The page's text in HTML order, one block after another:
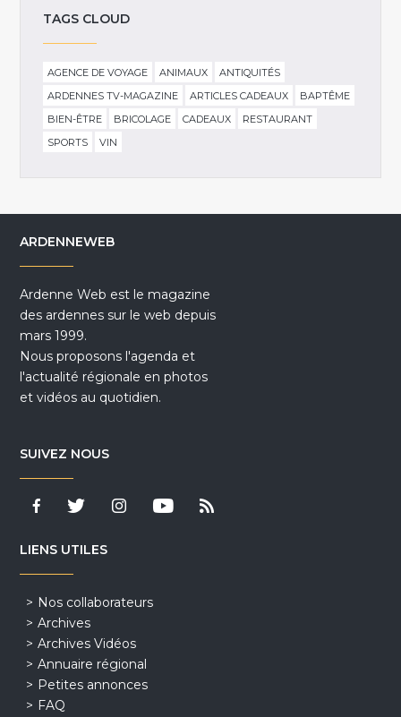
TAGS CLOUD
AGENCE DE VOYAGE ANIMAUX
ANTIQUITÉS
ARDENNES TV-MAGAZINE
ARTICLES CADEAUX
BAPTÊME
BIEN-ÊTRE
BRICOLAGE CADEAUX
RESTAURANT
SPORTS
VIN
ARDENNEWEB
Ardenne Web est le magazine
des ardennes sur le web depuis
mars 1999.
Nous proposons l'agenda et
l'actualité régionale en photos
et vidéos au quotidien.
SUIVEZ NOUS
LIENS UTILES
Nos collaborateurs
Archives
Archives Vidéos
Annuaire régional
Petites annonces
FAQ